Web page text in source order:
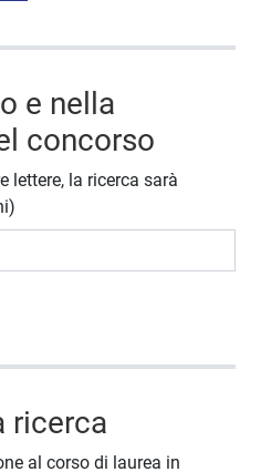
e nella
concorso
lettere, la ricerca sarà
ricerca
al corso di laurea in